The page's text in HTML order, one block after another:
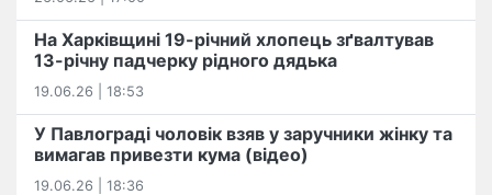
На Харківщині 19-річний хлопець​ ️зґвалтував
13-річну падчерку рідного дядька
19.06.26 | 18:53
У Павлограді чоловік взяв у заручники жінку та
вимагав привезти кума (відео)
19.06.26 | 18:36